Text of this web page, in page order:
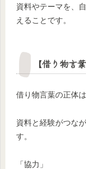
資料やテーマを、
えることです。
【借り物言
借り物言葉の正体
資料と経験がつな
す。
「協力」